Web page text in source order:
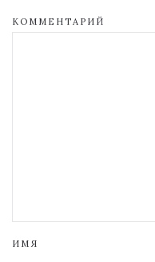
КОММЕНТАРИЙ
ИМЯ